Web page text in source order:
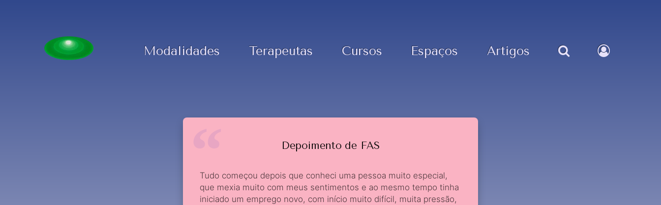
Modalidades Terapeutas Cursos Espaços Artigos
Depoimento de FAS
Tudo começou depois que conheci uma pessoa muito especial,
que mexia muito com meus sentimentos e ao mesmo tempo tinha
iniciado um emprego novo, com início muito difícil, muita pressão,